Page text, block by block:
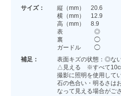
サイズ：
縦（mm） 20.6
横（mm） 12.9
高（mm） 8.9
表 ◎
裏 ◯
ガードル ◯
補足：
表面キズの状態：◎な
△見える ※すべて
撮影に照明を使用して
石の色合い・明るさは
なって見える場合がご